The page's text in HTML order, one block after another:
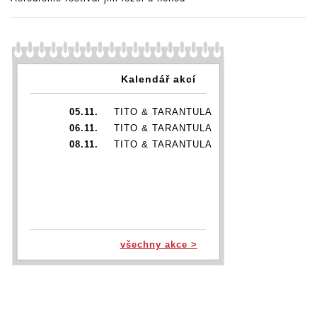
Kalendář akcí
05.11.
TITO & TARANTULA
06.11.
TITO & TARANTULA
08.11.
TITO & TARANTULA
všechny akce >